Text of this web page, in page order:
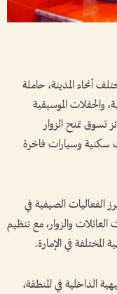
مفاجآت صيف دبي 2026 في مختلف أنحاء المدينة، حاملة
والحفلات الموسيقية
تسوق تمنح الزوار
سكنية وسيارات فاخرة
الفعاليات الصيفية في
والزوار، مع تنظيم
في الإمارة.
الداخلية في المنطقة،